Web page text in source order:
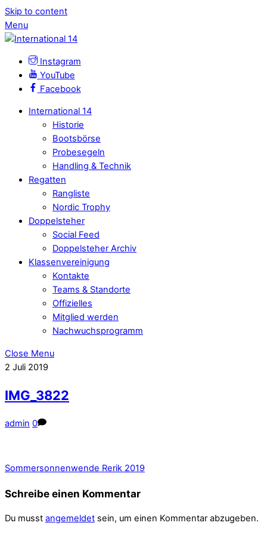
Skip to content
Menu
Instagram
YouTube
Facebook
International 14
Historie
Bootsbörse
Probesegeln
Handling & Technik
Regatten
Rangliste
Nordic Trophy
Doppelsteher
Social Feed
Doppelsteher Archiv
Klassenvereinigung
Kontakte
Teams & Standorte
Offizielles
Mitglied werden
Nachwuchsprogramm
Close Menu
2 Juli 2019
IMG_3822
admin 0
Sommersonnenwende Rerik 2019
Schreibe einen Kommentar
Du musst angemeldet sein, um einen Kommentar abzugeben.